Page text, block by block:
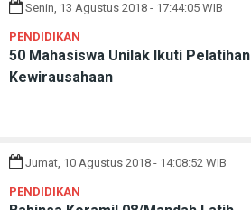
Senin, 13 Agustus 2018 - 17:44:05 WIB
PENDIDIKAN
50 Mahasiswa Unilak Ikuti Pelatihan
Kewirausahaan
Jumat, 10 Agustus 2018 - 14:08:52 WIB
PENDIDIKAN